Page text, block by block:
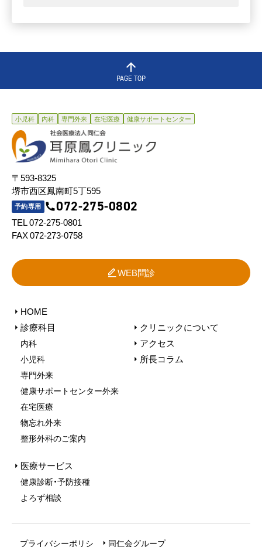
PAGE TOP
小児科 内科 専門外来 在宅医療 健康サポートセンター
〒593-8325
堺市西区鳳南町5丁595
予約専用 072-275-0802
TEL 072-275-0801
FAX 072-273-0758
WEB問診
HOME
診療科目
内科
小児科
専門外来
健康サポートセンター外来
在宅医療
物忘れ外来
整形外科のご案内
医療サービス
健康診断・予防接種
よろず相談
クリニックについて
アクセス
所長コラム
プライバシーポリシ 同仁会グループ